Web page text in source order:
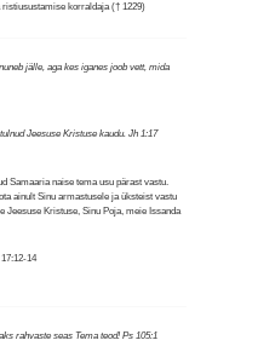
korraldaja († 1229)
jälle, aga kes iganes joob vett, mida
Jeesuse Kristuse kaudu. Jh 1:17
Samaaria naise tema usu pärast vastu.
ainult Sinu armastusele ja üksteist vastu
Jeesuse Kristuse, Sinu Poja, meie Issanda
14
rahvaste seas Tema teod! Ps 105:1